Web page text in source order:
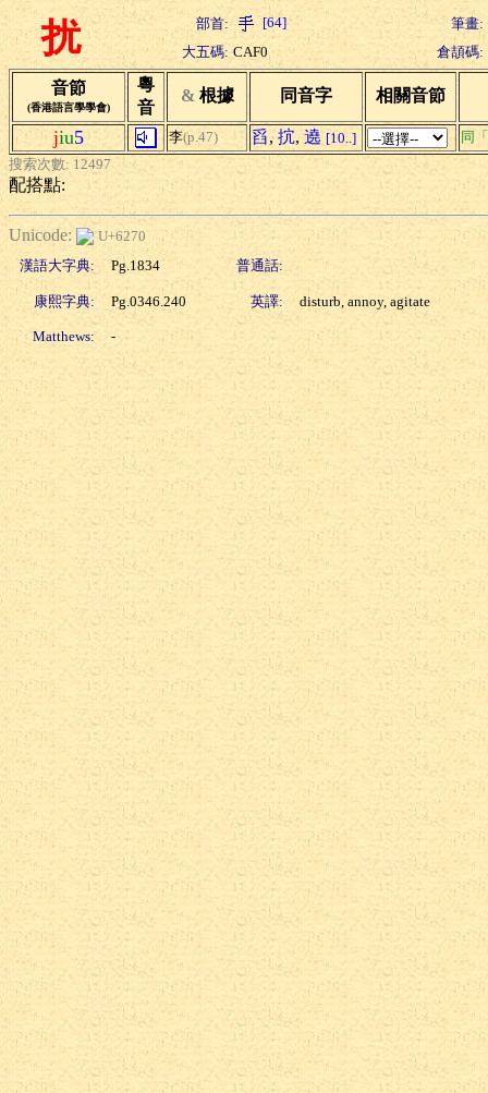
扰 部首: [64]
筆畫:
大五碼: CAF0 倉頡碼:
音節
(香港語言學學會)
粵
音
& 根據 同音字 相關音節
jiu5 李(p.47) 舀, 抭, 遶 [10..]
同
搜索次數: 12497
配搭點:
Unicode:
U+6270
漢語大字典:
Pg.1834 普通話:
康熙字典: Pg.0346.240 英譯: disturb, annoy, agitate
Matthews: -